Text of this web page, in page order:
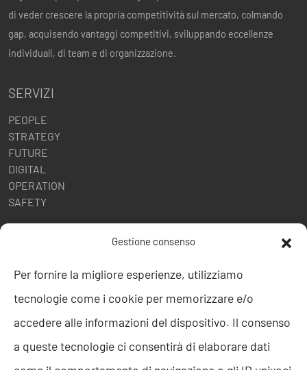
Gestione consenso
Per fornire la migliore esperienze, utilizziamo
tecnologie come i cookie per memorizzare e/o
accedere alle informazioni del dispositivo. Il consenso
a queste tecnologie ci consentirà di elaborare dati
di veder crescere la propria competitività sul mercato, colmando
gap, acquisendo vantaggi competitivi, sviluppando eccellenze
individuali, di team e di organizzazione.
SERVIZI
PEOPLE
STRATEGY
FUTURE
DIGITAL
OPERATION
SAFETY
POLITICHE AZIENDALI
ISO 9001
ISO 27001
Codice etico
Segnalazione Whistleblowing
Politica per la Parità di Genere